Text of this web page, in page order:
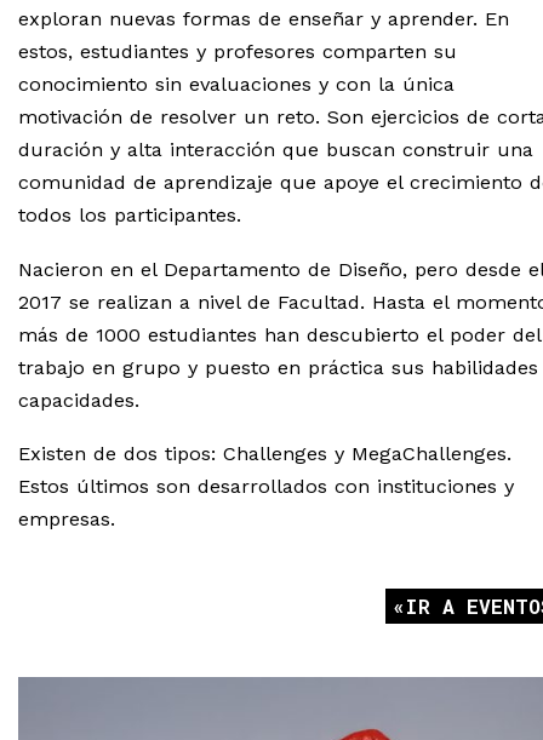
exploran nuevas formas de enseñar y aprender. En
estos, estudiantes y profesores comparten su
conocimiento sin evaluaciones y con la única
motivación de resolver un reto. Son ejercicios de
duración y alta interacción que buscan construir una
comunidad de aprendizaje que apoye el crecimiento
todos los participantes.
Nacieron en el Departamento de Diseño, pero desde el
2017 se realizan a nivel de Facultad. Hasta el
más de 1000 estudiantes han descubierto el poder del
trabajo en grupo y puesto en práctica sus habilidades
capacidades.
Existen de dos tipos: Challenges y MegaChallenges.
Estos últimos son desarrollados con instituciones y
empresas.
IR A